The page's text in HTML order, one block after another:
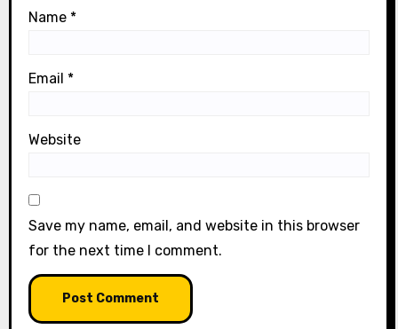
Name *
Email *
Website
Save my name, email, and website in this browser
for the next time I comment.